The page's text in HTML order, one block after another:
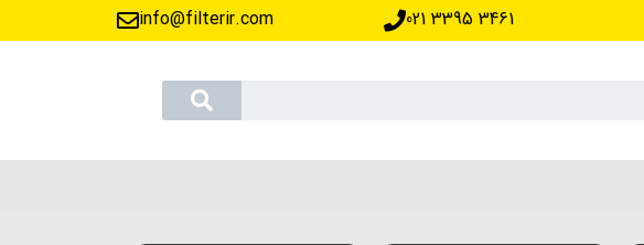
‪021 3395 3461
info@filterir.com